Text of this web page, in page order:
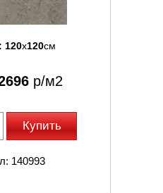
120x120см
р/м2
Купить
140993